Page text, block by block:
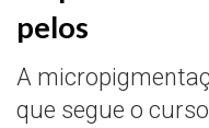
pelos
A
que segue o